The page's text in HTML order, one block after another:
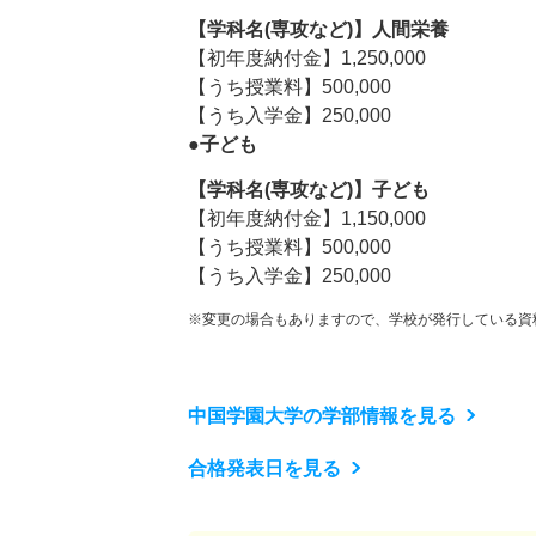
【学科名(専攻など)】人間栄養
【初年度納付金】1,250,000
【うち授業料】500,000
【うち入学金】250,000
●子ども
【学科名(専攻など)】子ども
【初年度納付金】1,150,000
【うち授業料】500,000
【うち入学金】250,000
※変更の場合もありますので、学校が発行している資
中国学園大学の学部情報を見る
合格発表日を見る